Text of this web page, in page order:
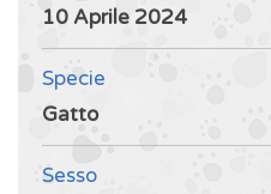
10 Aprile 2024
Specie
Gatto
Sesso